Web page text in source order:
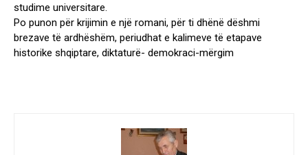
studime universitare.
Po punon për krijimin e një romani, për ti dhënë dëshmi
brezave të ardhëshëm, periudhat e kalimeve të etapave
historike shqiptare, diktaturë- demokraci-mërgim